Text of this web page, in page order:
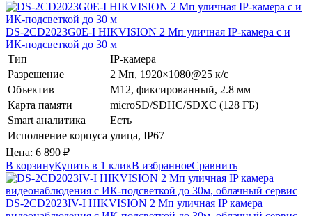
DS-2CD2023G0E-I HIKVISION 2 Мп уличная IP-камера с и
ИК-подсветкой до 30 м
Тип
IP-камера
Разрешение
2 Мп, 1920×1080@25 к/с
Объектив
М12, фиксированный, 2.8 мм
Карта памяти
microSD/SDHC/SDXC (128 ГБ)
Smart аналитика
Есть
Исполнение корпуса улица, IP67
Цена: 6 890 ₽
В корзинуКупить в 1 кликВ избранноеСравнить
DS-2CD2023IV-I HIKVISION 2 Мп уличная IP камера